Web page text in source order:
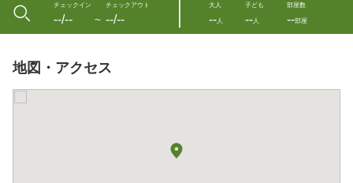
チェックイン
--/-- 〜
チェックアウト
--/--
大人
--人
子ども
--人
部屋数
--部屋
地図・アクセス